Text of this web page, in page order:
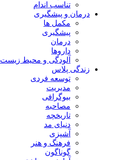
تناسب اندام
درمان و پیشگیری
مکمل ها
پیشگیری
درمان
داروها
آلودگی و محیط زیست
زندگی پلاس
توسعه فردی
مدیریت
بیوگرافی
مصاحبه
تاریخچه
دنیای مد
آشپزی
فرهنگ و هنر
گوناگون